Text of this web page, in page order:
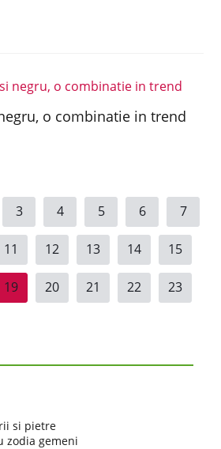
o combinatie in trend
3 4 5 6 7
11 12 13 14 15
19 20 21 22 23
si pietre
zodia gemeni